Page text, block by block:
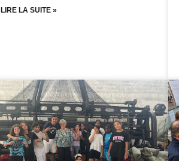
LIRE LA SUITE »